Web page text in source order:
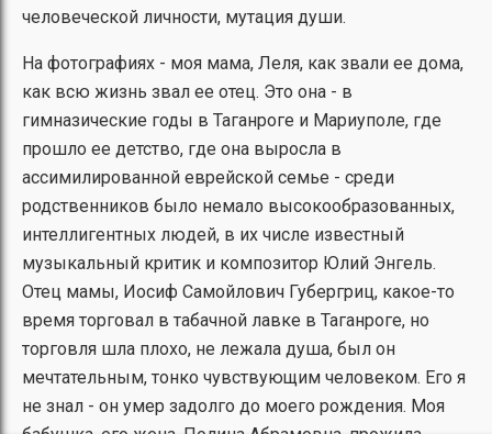
человеческой личности, мутация души.
На фотографиях - моя мама, Леля, как звали ее дома,
как всю жизнь звал ее отец. Это она - в
гимназические годы в Таганроге и Мариуполе, где
прошло ее детство, где она выросла в
ассимилированной еврейской семье - среди
родственников было немало высокообразованных,
интеллигентных людей, в их числе известный
музыкальный критик и композитор Юлий Энгель.
Отец мамы, Иосиф Самойлович Губергриц, какое-то
время торговал в табачной лавке в Таганроге, но
торговля шла плохо, не лежала душа, был он
мечтательным, тонко чувствующим человеком. Его я
не знал - он умер задолго до моего рождения. Моя